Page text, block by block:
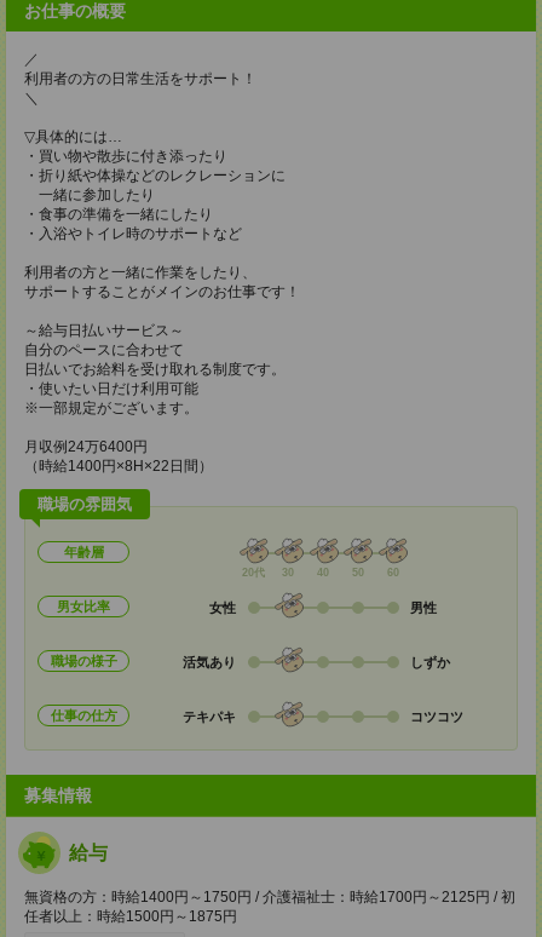
お仕事の概要
／
利用者の方の日常生活をサポート！
＼
▽具体的には…
・買い物や散歩に付き添ったり
・折り紙や体操などのレクレーションに
一緒に参加したり
・食事の準備を一緒にしたり
・入浴やトイレ時のサポートなど
利用者の方と一緒に作業をしたり、
サポートすることがメインのお仕事です！
～給与日払いサービス～
自分のペースに合わせて
日払いでお給料を受け取れる制度です。
・使いたい日だけ利用可能
※一部規定がございます。
月収例24万6400円
（時給1400円×8H×22日間）
職場の雰囲気
年齢層
20代 30 40 50 60
男女比率 女性 男性
職場の様子 活気あり しずか
仕事の仕方 テキパキ コツコツ
募集情報
給与
無資格の方：時給1400円～1750円 / 介護福祉士：時給1700円～2125円 / 初
任者以上：時給1500円～1875円